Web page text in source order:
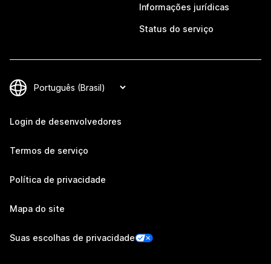
Informações jurídicas
Status do serviço
Login de desenvolvedores
Termos de serviço
Política de privacidade
Mapa do site
Suas escolhas de privacidade